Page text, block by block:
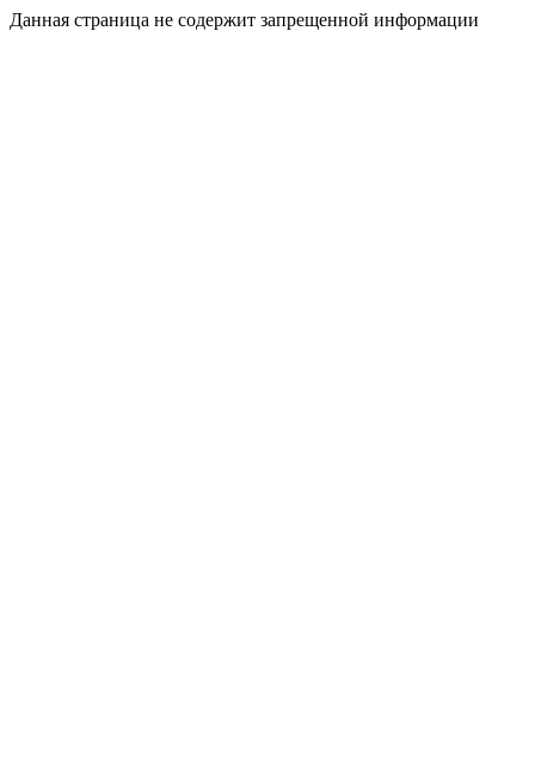
Данная страница не содержит запрещенной информации